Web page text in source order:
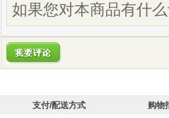
如果您对本商品有什
支付/配送方式 购物